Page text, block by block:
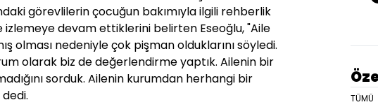
görevlilerin çocuğun bakımıyla ilgili rehberlik
izlemeye devam ettiklerini belirten Eseoğlu, "Aile
olması nedeniyle çok pişman olduklarını söyledi.
olarak biz de değerlendirme yaptık. Ailenin bir
sorduk. Ailenin kurumdan herhangi bir
TÜMÜ